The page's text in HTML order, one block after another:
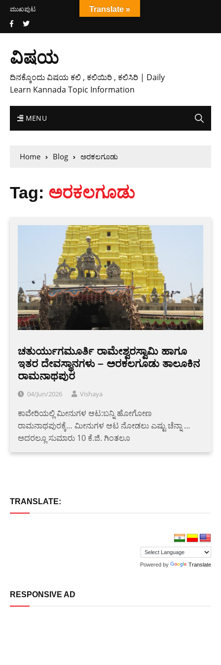
ಮುಖಪುಟ
ವಿಷಯ
ದಿನಕ್ಕೊಂದು ವಿಷಯ ಕಲಿ , ಕಲಿಯಿರಿ , ಕಲಿಸಿರಿ | Daily
Learn Kannada Topic Information
MENU
Home Blog ಅರಕಲಗೂಡು
Tag: ಅರಕಲಗೂಡು
ಚತುರ್ಯುಗಮೂರ್ತಿ ರಾಮೇಶ್ವರಸ್ವಾಮಿ ಹಾಗೂ
ಇತರ ದೇವಸ್ಥಾನಗಳು – ಅರಕಲಗೂಡು ತಾಲೂಕಿನ
ರಾಮನಾಥಪುರ
04/Jun/2026 Vishaya
ಕಾವೇರಿಯಲ್ಲಿ ಮೀನುಗಳ ಆಟ:ಬನ್ನಿ ಹೋಗೋಣ
ರಾಮನಾಥಪುರಕ್ಕೆ… ಮೀನುಗಳ ಆಟ ನೋಡಲು ಎಷ್ಟು ಚೆನ್ನಾ …
ಅದರಲ್ಲೂ ಸುಮಾರು 10 ಕೆ.ಜಿ. ಗಿಂತಲೂ
TRANSLATE:
Powered by Translate
RESPONSIVE AD
Translate »